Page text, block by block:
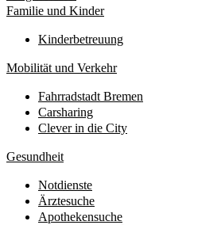
Familie und Kinder
Kinderbetreuung
Mobilität und Verkehr
Fahrradstadt Bremen
Carsharing
Clever in die City
Gesundheit
Notdienste
Ärztesuche
Apothekensuche